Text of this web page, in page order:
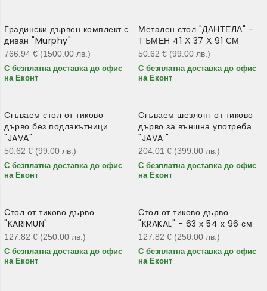
Градински дървен комплект с
диван "Murphy"
766.94 € (1500.00 лв. )
С безплатна доставка до офис
на Еконт
Метален стол "ДАНТЕЛА" -
ТЪМЕН 41 Х 37 Х 91 СМ
50.62 € (99.00 лв. )
С безплатна доставка до офис
на Еконт
Сгъваем стол от тиково
дърво без подлакътници
"JAVA"
50.62 € (99.00 лв. )
С безплатна доставка до офис
на Еконт
Сгъваем шезлонг от тиково
дърво за външна употреба
"JAVA "
204.01 € (399.00 лв. )
С безплатна доставка до офис
на Еконт
Стол от тиково дърво
"KARIMUN"
127.82 € (250.00 лв. )
С безплатна доставка до офис
на Еконт
Стол от тиково дърво
"KRAKAL" - 63 х 54 х 96 см
127.82 € (250.00 лв. )
С безплатна доставка до офис
на Еконт